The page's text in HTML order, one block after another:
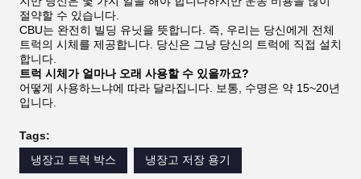
절약할 수 있습니다.
CBU는 완전히 빌딩 유닛을 뜻합니다. 즉, 우리는 당신에게 전체
트럭의 시체를 제공합니다. 당신은 그냥 당신의 트럭에 직접 설치
합니다.
트럭 시체가 얼마나 오래 사용할 수 있을까요?
어떻게 사용하느냐에 따라 달라집니다. 보통, 수명은 약 15~20년
입니다.
Tags:
냉장고 트럭 박스
냉장고 저장 용기